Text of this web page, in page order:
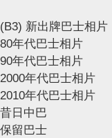
(B3) 新出牌巴士相片
80年代巴士相片
90年代巴士相片
2000年代巴士相片
2010年代巴士相片
昔日中巴
保留巴士